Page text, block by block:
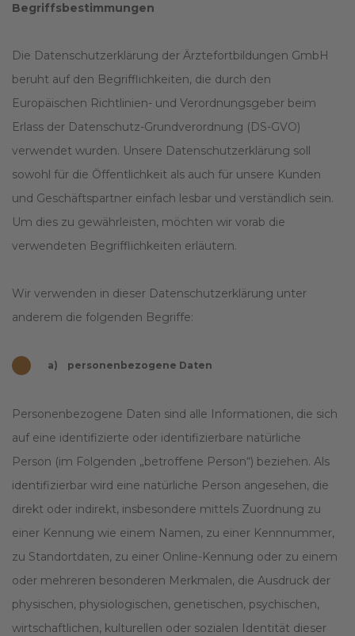
Begriffsbestimmungen
Die Datenschutzerklärung der Ärztefortbildungen GmbH
beruht auf den Begrifflichkeiten, die durch den
Europäischen Richtlinien- und Verordnungsgeber beim
Erlass der Datenschutz-Grundverordnung (DS-GVO)
verwendet wurden. Unsere Datenschutzerklärung soll
sowohl für die Öffentlichkeit als auch für unsere Kunden
und Geschäftspartner einfach lesbar und verständlich sein.
Um dies zu gewährleisten, möchten wir vorab die
verwendeten Begrifflichkeiten erläutern.
Wir verwenden in dieser Datenschutzerklärung unter
anderem die folgenden Begriffe:
a) personenbezogene Daten
Personenbezogene Daten sind alle Informationen, die sich
auf eine identifizierte oder identifizierbare natürliche
Person (im Folgenden „betroffene Person“) beziehen. Als
identifizierbar wird eine natürliche Person angesehen, die
direkt oder indirekt, insbesondere mittels Zuordnung zu
einer Kennung wie einem Namen, zu einer Kennnummer,
zu Standortdaten, zu einer Online-Kennung oder zu einem
oder mehreren besonderen Merkmalen, die Ausdruck der
physischen, physiologischen, genetischen, psychischen,
wirtschaftlichen, kulturellen oder sozialen Identität dieser